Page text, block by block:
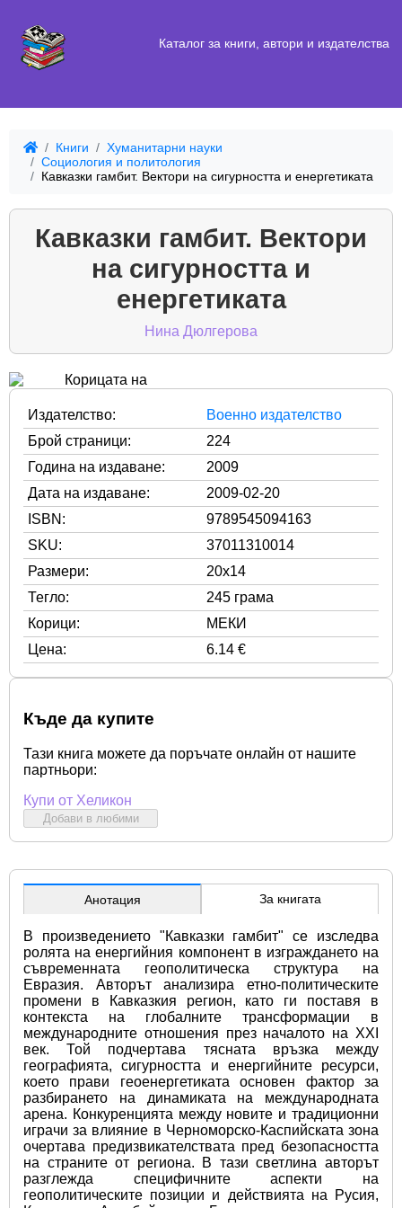
Каталог за книги, автори и издателства
Книги
Хуманитарни науки
Социология и политология
Кавказки гамбит. Вектори на сигурността и енергетиката
Кавказки гамбит. Вектори
на сигурността и
енергетиката
Нина Дюлгерова
Издателство:
Военно издателство
Брой страници:
224
Година на издаване:
2009
Дата на издаване:
2009-02-20
ISBN:
9789545094163
SKU:
37011310014
Размери:
20x14
Тегло:
245 грама
Корици:
МЕКИ
Цена:
6.14 €
Къде да купите
Тази книга можете да поръчате онлайн от нашите
партньори:
Купи от Хеликон
Добави в любими
Анотация За книгата
В произведението "Кавказки гамбит" се изследва
ролята на енергийния компонент в изграждането на
съвременната геополитическа структура на
Евразия. Авторът анализира етно-политическите
промени в Кавказкия регион, като ги поставя в
контекста на глобалните трансформации в
международните отношения през началото на XXI
век. Той подчертава тясната връзка между
географията, сигурността и енергийните ресурси,
което прави геоенергетиката основен фактор за
разбирането на динамиката на международната
арена. Конкуренцията между новите и традиционни
играчи за влияние в Черноморско-Каспийската зона
очертава предизвикателствата пред безопасността
на страните от региона. В тази светлина авторът
разглежда специфичните аспекти на
геополитическите позиции и действията на Русия,